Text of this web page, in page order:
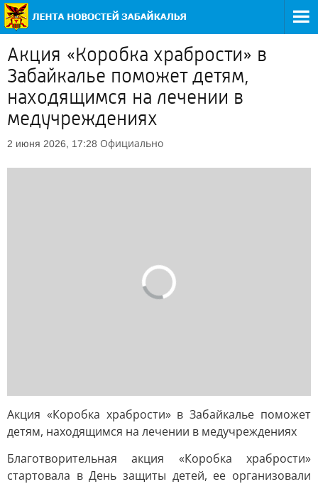
Акция «Коробка храбрости» в
Забайкалье поможет детям,
находящимся на лечении в
медучреждениях
2 июня 2026, 17:28 Официально
Акция «Коробка храбрости» в Забайкалье поможет
детям, находящимся на лечении в медучреждениях
Благотворительная акция «Коробка храбрости»
стартовала в День защиты детей, ее организовали